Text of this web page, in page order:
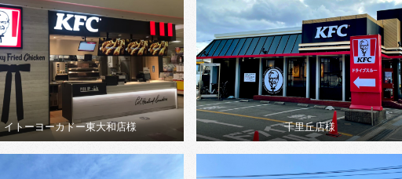
イトーヨーカドー東大和店様 千里丘店様